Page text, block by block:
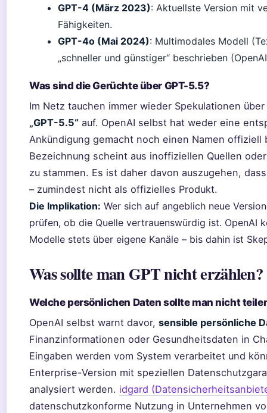
GPT-4 (März 2023): Aktuellste Version mit
Fähigkeiten.
GPT-4o (Mai 2024): Multimodales Modell
„schneller und günstiger“ beschrieben
Was sind die Gerüchte über GPT-5.5?
Im Netz tauchen immer wieder Spekulationen
„GPT-5.5“ auf. OpenAI selbst hat weder eine
Ankündigung gemacht noch einen Namen offiziell
Bezeichnung scheint aus inoffiziellen Quellen
zu stammen. Es ist daher davon auszugehen,
– zumindest nicht als offizielles Produkt.
Die Implikation: Wer sich auf angeblich neue
prüfen, ob die Quelle vertrauenswürdig ist. OpenAI
Modelle stets über eigene Kanäle – bis dahin ist
Was sollte man GPT nicht erzählen?
Welche persönlichen Daten sollte man nicht
OpenAI selbst warnt davor, sensible persönliche
Finanzinformationen oder Gesundheitsdaten in
Eingaben werden vom System verarbeitet und
Enterprise-Version mit speziellen
analysiert werden. idgard
datenschutzkonforme Nutzung in Unternehmen